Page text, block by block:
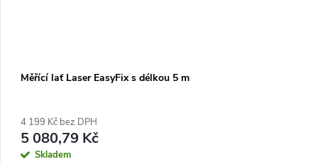
Měřící lať Laser EasyFix s délkou 5 m
4 199 Kč bez DPH
5 080,79 Kč
Skladem